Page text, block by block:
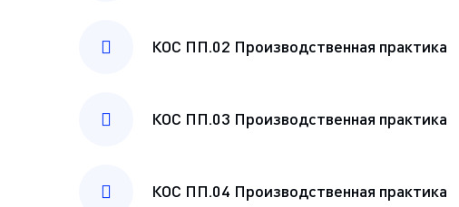
КОС ПП.02 Производственная практика
КОС ПП.03 Производственная практика
КОС ПП.04 Производственная практика